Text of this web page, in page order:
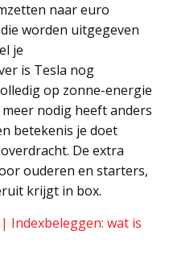
naar euro
worden uitgegeven
je
is Tesla nog
op zonne-energie
nodig heeft anders
betekenis je doet
De extra
ouderen en starters,
krijgt in box.
Indexbeleggen: wat is